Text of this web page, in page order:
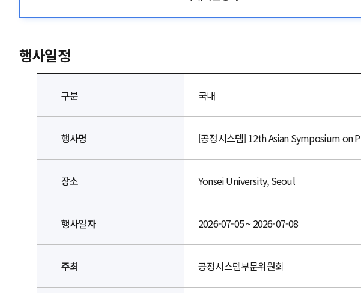
행사일정
구분 국내
행사명 [공정시스템] 12th Asian Symposium on
장소 Yonsei University, Seoul
행사일자 2026-07-05 ~ 2026-07-08
주최 공정시스템부문위원회